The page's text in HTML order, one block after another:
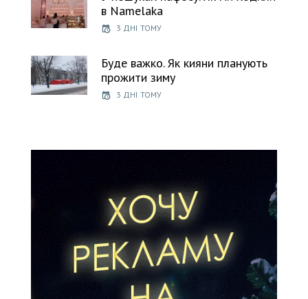
в Namelaka
3 ДНІ ТОМУ
Буде важко. Як кияни планують
прожити зиму
3 ДНІ ТОМУ